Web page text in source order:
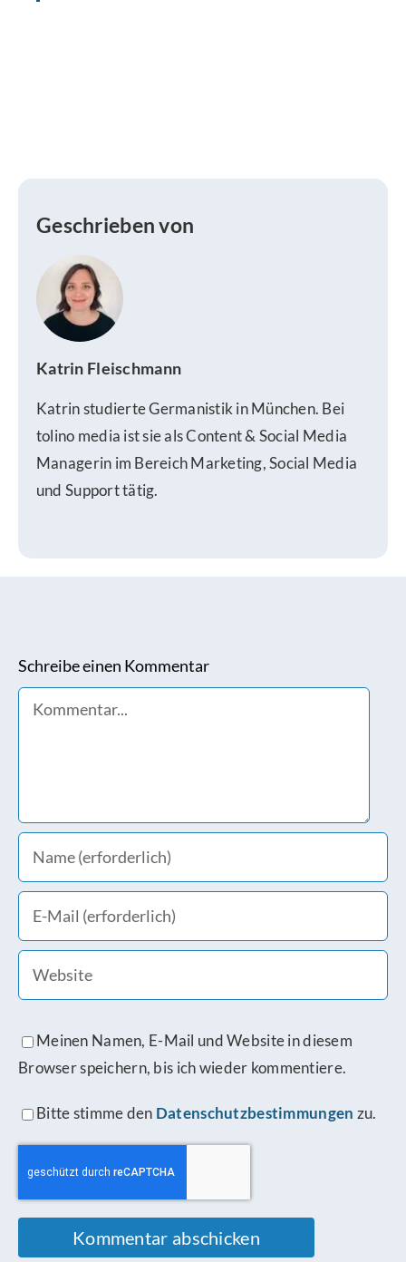
Geschrieben von
Katrin Fleischmann
Katrin studierte Germanistik in München. Bei
tolino media ist sie als Content & Social Media
Managerin im Bereich Marketing, Social Media
und Support tätig.
Schreibe einen Kommentar
Comment
Meinen Namen, E-Mail und Website in diesem
Browser speichern, bis ich wieder kommentiere.
Bitte stimme den Datenschutzbestimmungen zu.